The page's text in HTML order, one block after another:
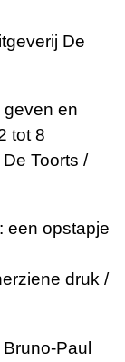
De
geven en
tot 8
Toorts /
een opstapje
druk /
Paul